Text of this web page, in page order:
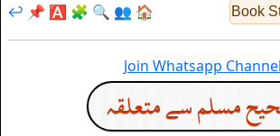
Book
🏠
👥
🔍
🧩
🅰️
📌
↩️
Join Whatsapp Channel
مسلم سے متعلقہ